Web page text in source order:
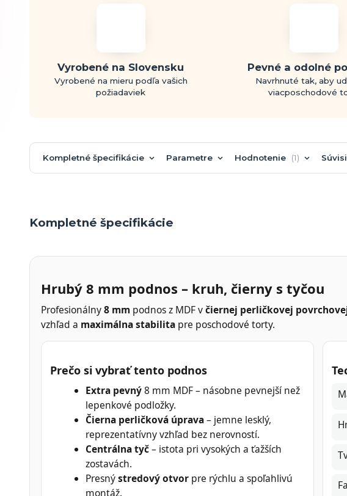
Vyrobené na Slovensku
Vyrobené na mieru podľa vašich
požiadaviek
Pevné a odolné
Navrhnuté tak, aby
viacposchodové
Kompletné špecifikácie Parametre Hodnotenie 1
Kompletné špecifikácie
Hrubý 8 mm podnos – kruh, čierny s tyčou
Profesionálny8 mm podnos z MDF včiernej perličkovej
vzhľad a maximálna stabilita pre poschodové torty.
Prečo si vybrať tento podnos
Extra pevný8 mm MDF – násobne pevnejší než
lepenkové podložky.
Čierna perličková úprava– jemne lesklý,
reprezentatívny vzhľad bez nerovností.
Centrálna tyč– istota pri vysokých a ťažších
zostavách.
Presnýstredový otvor pre rýchlu a spoľahlivú
montáž.